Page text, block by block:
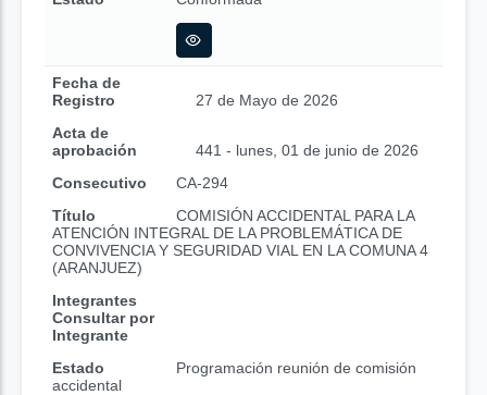
Fecha de
Registro
27 de Mayo de 2026
Acta de
aprobación
441 - lunes, 01 de junio de 2026
Consecutivo
CA-294
Título
COMISIÓN ACCIDENTAL PARA LA
ATENCIÓN INTEGRAL DE LA PROBLEMÁTICA DE
CONVIVENCIA Y SEGURIDAD VIAL EN LA COMUNA 4
(ARANJUEZ)
Integrantes
Consultar por
Integrante
Estado
Programación reunión de comisión
accidental